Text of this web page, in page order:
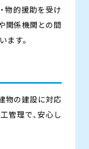
物的援助を受け
関係機関との間
ます。
物の建設に対応
管理で、安心し